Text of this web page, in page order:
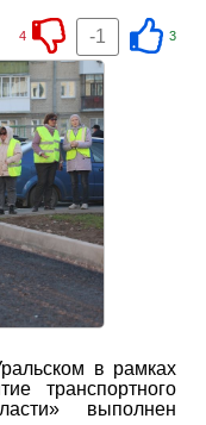
3
-1
4
в рамках
транспортного
выполнен